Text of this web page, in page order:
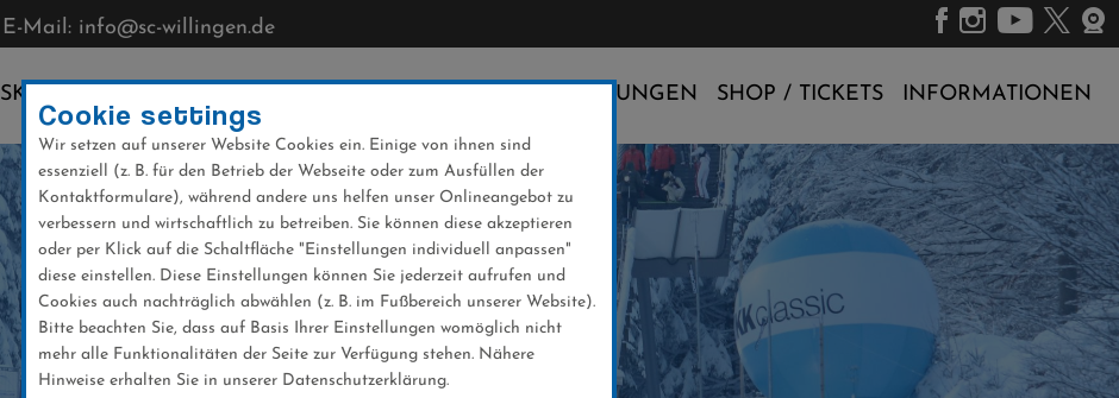
E-Mail: info@sc-willingen.de
SKI-CLUB VERANSTALTUNGEN SHOP / TICKETS INFORMATIONEN
Cookie settings
Wir setzen auf unserer Website Cookies ein. Einige von ihnen sind
essenziell (z. B. für den Betrieb der Webseite oder zum Ausfüllen der
Kontaktformulare), während andere uns helfen unser Onlineangebot zu
verbessern und wirtschaftlich zu betreiben. Sie können diese akzeptieren
oder per Klick auf die Schaltfläche "Einstellungen individuell anpassen"
diese einstellen. Diese Einstellungen können Sie jederzeit aufrufen und
Cookies auch nachträglich abwählen (z. B. im Fußbereich unserer Website).
Bitte beachten Sie, dass auf Basis Ihrer Einstellungen womöglich nicht
mehr alle Funktionalitäten der Seite zur Verfügung stehen. Nähere
Hinweise erhalten Sie in unserer Datenschutzerklärung.